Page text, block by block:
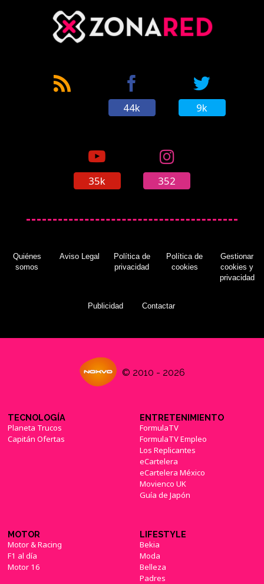
44k 9k
35k 352
Quiénes
somos
Aviso Legal
Política de
privacidad
Política de
cookies
Gestionar
cookies y
privacidad
Publicidad Contactar
© 2010 - 2026
TECNOLOGÍA
Planeta Trucos
Capitán Ofertas
ENTRETENIMIENTO
FormulaTV
FormulaTV Empleo
Los Replicantes
eCartelera
eCartelera México
Movienco UK
Guía de Japón
MOTOR
Motor & Racing
F1 al día
Motor 16
LIFESTYLE
Bekia
Moda
Belleza
Padres